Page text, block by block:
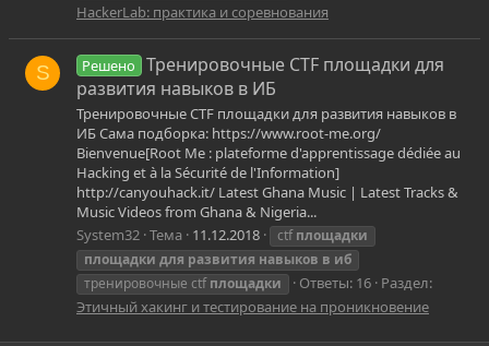
HackerLab: практика и соревнования
S Решено
Тренировочные CTF площадки для
развития навыков в ИБ
Тренировочные CTF площадки для развития навыков в
ИБ Сама подборка: https://www.root-me.org/
Bienvenue[Root Me : plateforme d'apprentissage dédiée au
Hacking et à la Sécurité de l'Information]
http://canyouhack.it/ Latest Ghana Music | Latest Tracks &
Music Videos from Ghana & Nigeria...
System32 Тема 11.12.2018 ctfплощадки
площадки для развития навыков в иб
тренировочные ctfплощадки Ответы: 16 Раздел:
Этичный хакинг и тестирование на проникновение